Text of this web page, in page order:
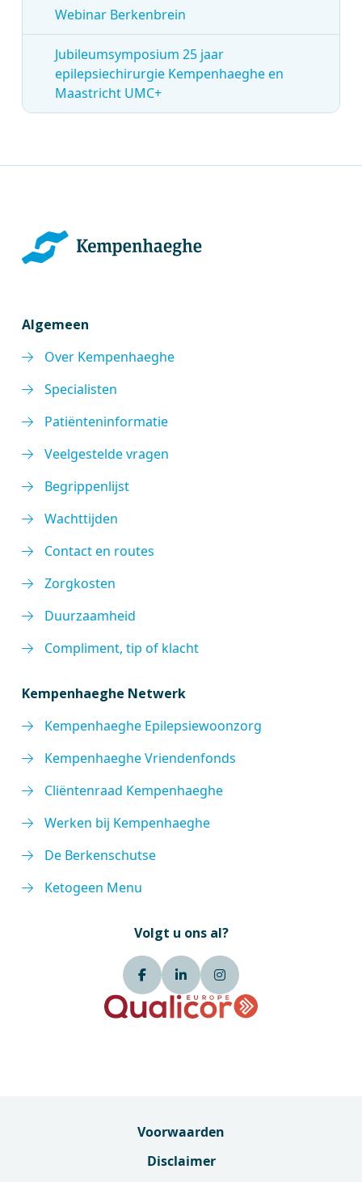
Webinar Berkenbrein
Jubileumsymposium 25 jaar
epilepsiechirurgie Kempenhaeghe en
Maastricht UMC+
Algemeen
Over Kempenhaeghe
Specialisten
Patiënteninformatie
Veelgestelde vragen
Begrippenlijst
Wachttijden
Contact en routes
Zorgkosten
Duurzaamheid
Compliment, tip of klacht
Kempenhaeghe Netwerk
Kempenhaeghe Epilepsiewoonzorg
Kempenhaeghe Vriendenfonds
Cliëntenraad Kempenhaeghe
Werken bij Kempenhaeghe
De Berkenschutse
Ketogeen Menu
Volgt u ons al?
Voorwaarden
Disclaimer